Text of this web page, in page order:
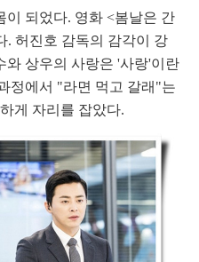
이 되었다. 영화 <봄날은 간
. 허진호 감독의 감각이 강
와 상우의 사랑은 '사랑'이란
정에서 "라면 먹고 갈래"는
게 자리를 잡았다.